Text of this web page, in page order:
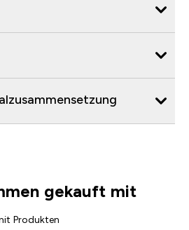
gekauft mit
Produkten